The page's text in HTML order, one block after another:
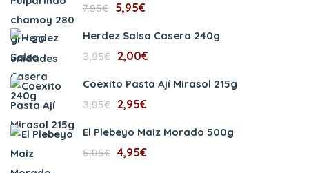
7,95€ 5,95€
Herdez Salsa Casera 240g
3,95€ 2,00€
Coexito Pasta Ají Mirasol 215g
3,95€ 2,95€
El Plebeyo Maiz Morado 500g
5,95€ 4,95€